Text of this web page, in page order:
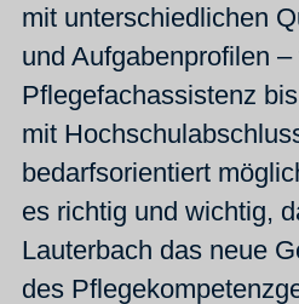
mit unterschiedlichen
und Aufgabenprofilen
Pflegefachassistenz
mit
bedarfsorientiert
es richtig und wichtig,
Lauterbach das neue
des